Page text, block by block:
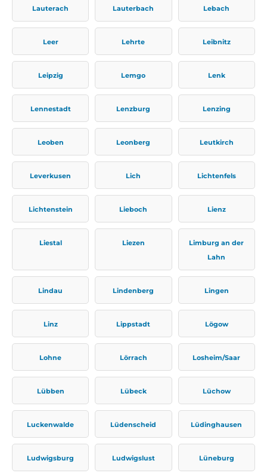
Lauterach Lauterbach Lebach
Leer Lehrte Leibnitz
Leipzig Lemgo Lenk
Lennestadt Lenzburg Lenzing
Leoben Leonberg Leutkirch
Leverkusen Lich Lichtenfels
Lichtenstein Lieboch Lienz
Liestal Liezen
Limburg an der
Lahn
Lindau Lindenberg Lingen
Linz Lippstadt Lögow
Lohne Lörrach Losheim/Saar
Lübben Lübeck Lüchow
Luckenwalde Lüdenscheid Lüdinghausen
Ludwigsburg Ludwigslust Lüneburg